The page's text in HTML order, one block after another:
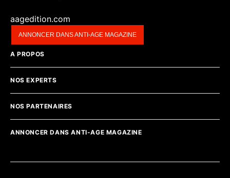
aagedition.com
ANNONCER DANS ANTI-AGE MAGAZINE
A PROPOS
NOS EXPERTS
NOS PARTENAIRES
ANNONCER DANS ANTI-AGE MAGAZINE